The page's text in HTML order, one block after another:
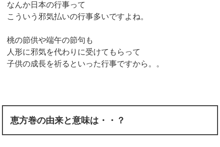
なんか日本の行事って
こういう邪気払いの行事多いですよね。
桃の節供や端午の節句も
人形に邪気を代わりに受けてもらって
子供の成長を祈るといった行事ですから。。
恵方巻の由来と意味は・・？